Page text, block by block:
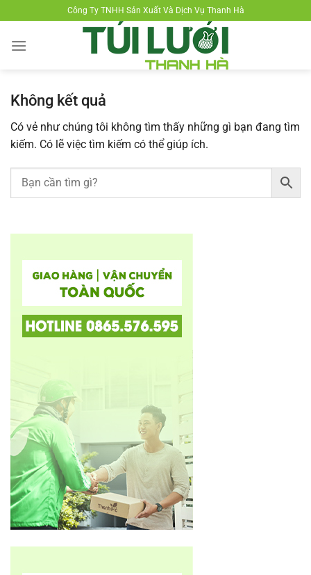
đến
nội
Công Ty TNHH Sản Xuất Và Dịch Vụ Thanh Hà
Không kết quả
Có vẻ như chúng tôi không tìm thấy những gì bạn đang tìm
kiếm. Có lẽ việc tìm kiếm có thể giúp ích.